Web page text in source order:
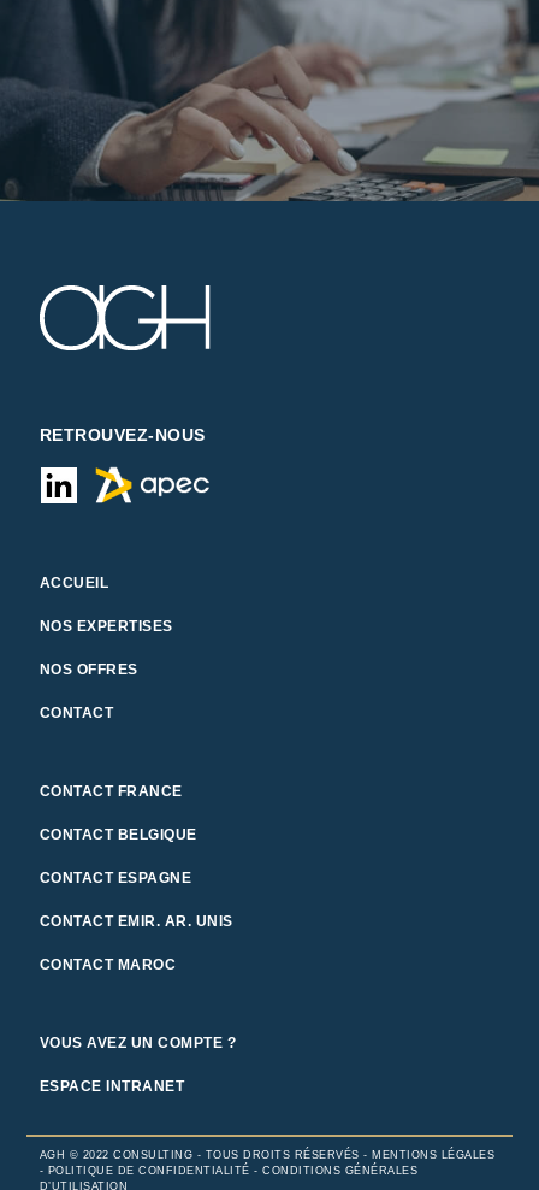
RETROUVEZ-NOUS
ACCUEIL
NOS EXPERTISES
NOS OFFRES
CONTACT
CONTACT FRANCE
CONTACT BELGIQUE
CONTACT ESPAGNE
CONTACT EMIR. AR. UNIS
CONTACT MAROC
VOUS AVEZ UN COMPTE ?
ESPACE INTRANET
AGH © 2022 CONSULTING - TOUS DROITS RÉSERVÉS - MENTIONS LÉGALES
- POLITIQUE DE CONFIDENTIALITÉ - CONDITIONS GÉNÉRALES
D’UTILISATION